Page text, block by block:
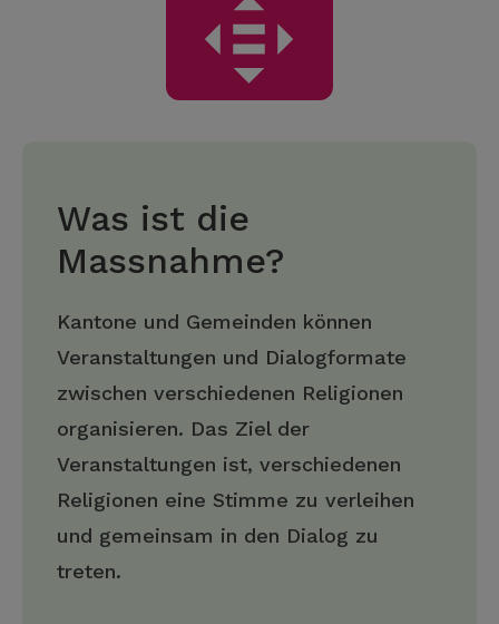
Was ist die
Massnahme?
Kantone und Gemeinden können
Veranstaltungen und Dialogformate
zwischen verschiedenen Religionen
organisieren. Das Ziel der
Veranstaltungen ist, verschiedenen
Religionen eine Stimme zu verleihen
und gemeinsam in den Dialog zu
treten.